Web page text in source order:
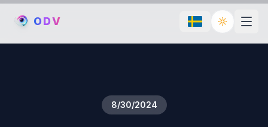
ODV Toggle
8/30/2024